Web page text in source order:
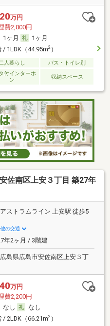
万円
費2,000円
1ヶ月
1ヶ月
/ 1LDK（44.95m2）
人暮らし バス・トイレ別
付インターホ
ン
収納スペース
佐南区上安３丁目 築27年
アストラムライン 上安駅 徒歩5
の交通
年2ヶ月 / 3階建
広島県広島市安佐南区上安３丁
万円
費2,200円
なし
なし
/ 2LDK（66.21m2）